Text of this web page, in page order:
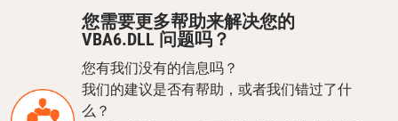
您需要更多帮助来解决您的
VBA6.DLL 问题吗？
您有我们没有的信息吗？
我们的建议是否有帮助，或者我们错过了什
么？